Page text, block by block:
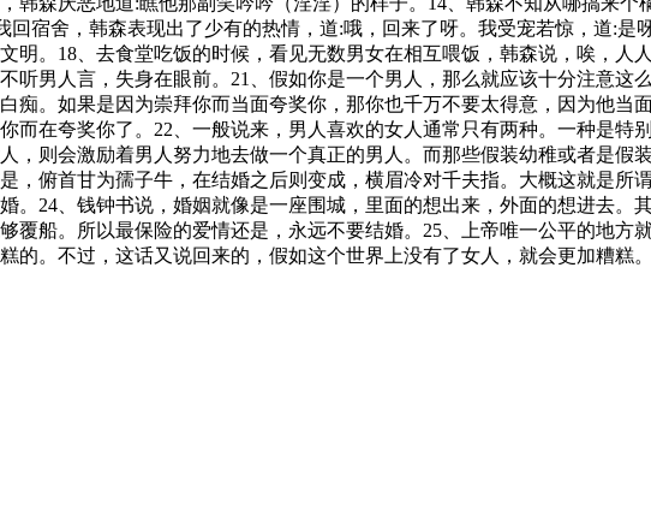
宿舍，韩森表现出了少有的热情，道:哦，回来了呀。我受宠若惊，道:是
明。18、去食堂吃饭的时候，看见无数男女在相互喂饭，韩森说，唉，人
听男人言，失身在眼前。21、假如你是一个男人，那么就应该十分注意这
。如果是因为崇拜你而当面夸奖你，那你也千万不要太得意，因为他当
在夸奖你了。22、一般说来，男人喜欢的女人通常只有两种。一种是特
则会激励着男人努力地去做一个真正的男人。而那些假装幼稚或者是假
俯首甘为孺子牛，在结婚之后则变成，横眉冷对千夫指。大概这就是所
24、钱钟书说，婚姻就像是一座围城，里面的想出来，外面的想进去。
船。所以最保险的爱情还是，永远不要结婚。25、上帝唯一公平的地方
。不过，这话又说回来的，假如这个世界上没有了女人，就会更加糟糕